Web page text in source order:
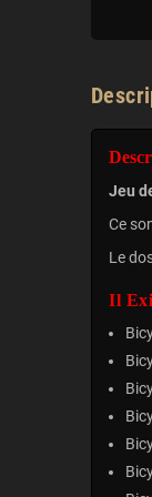
Jeu
Ce
Le
Il